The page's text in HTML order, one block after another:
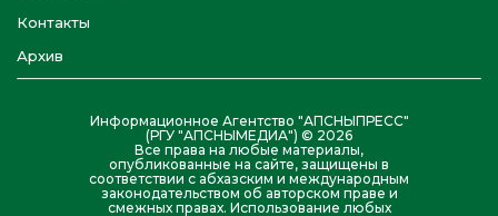
Контакты
Архив
Информационное Агентство "АПСНЫПРЕСС"
(РГУ "АПСНЫМЕДИА") © 2026
Все права на любые материалы,
опубликованные на сайте, защищены в
соответствии с абхазским и международным
законодательством об авторском праве и
смежных правах. Использование любых